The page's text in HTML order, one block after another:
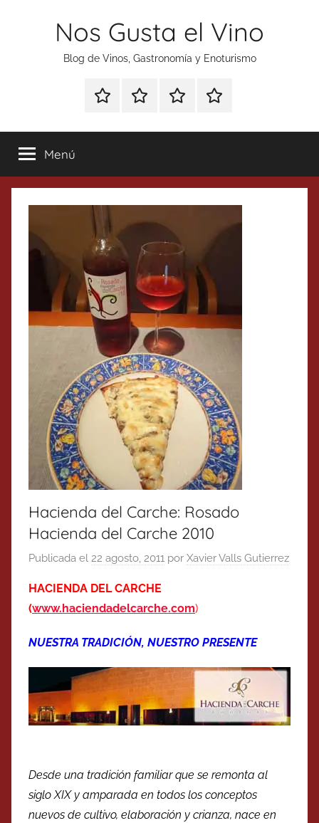
Nos Gusta el Vino
Blog de Vinos, Gastronomía y Enoturismo
Especial
Tonics
Enoturismo
Gastronomía
RankingContacto
Menú
Hacienda del Carche: Rosado
Hacienda del Carche 2010
Publicada el 22 agosto, 2011 por Xavier Valls Gutierrez
HACIENDA DEL CARCHE
(www.haciendadelcarche.com)
NUESTRA TRADICIÓN, NUESTRO PRESENTE
Desde una tradición familiar que se remonta al
siglo XIX y amparada en todos los conceptos
nuevos de cultivo, elaboración y crianza, nace en